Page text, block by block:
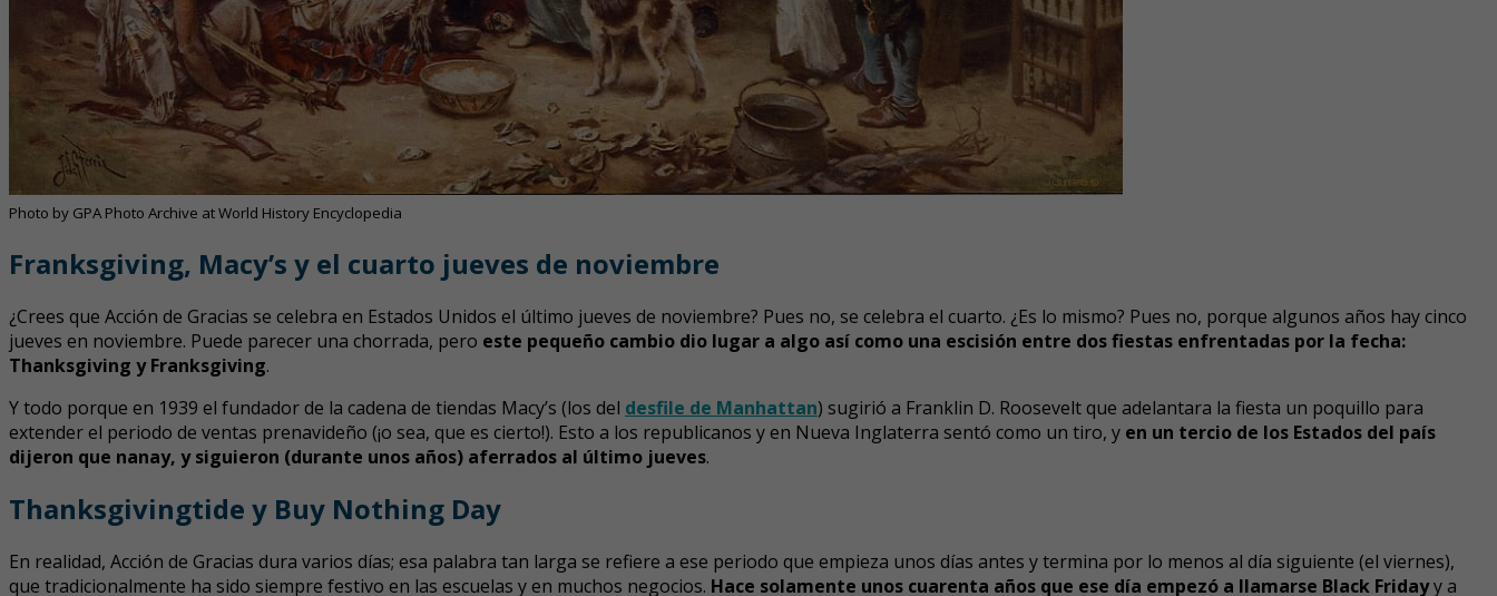
Photo by GPA Photo Archive at World History Encyclopedia
Franksgiving, Macy’s y el cuarto jueves de noviembre
¿Crees que Acción de Gracias se celebra en Estados Unidos el último jueves de noviembre? Pues no, se celebra el cuarto. ¿Es lo mismo? Pues no, porque algunos años hay cinco
jueves en noviembre. Puede parecer una chorrada, pero este pequeño cambio dio lugar a algo así como una escisión entre dos fiestas enfrentadas por la fecha:
Thanksgiving y Franksgiving.
Y todo porque en 1939 el fundador de la cadena de tiendas Macy’s (los del desfile de Manhattan) sugirió a Franklin D. Roosevelt que adelantara la fiesta un poquillo para
extender el periodo de ventas prenavideño (¡o sea, que es cierto!). Esto a los republicanos y en Nueva Inglaterra sentó como un tiro, y en un tercio de los Estados del país
dijeron que nanay, y siguieron (durante unos años) aferrados al último jueves.
Thanksgivingtide y Buy Nothing Day
En realidad, Acción de Gracias dura varios días; esa palabra tan larga se refiere a ese periodo que empieza unos días antes y termina por lo menos al día siguiente (el viernes),
que tradicionalmente ha sido siempre festivo en las escuelas y en muchos negocios. Hace solamente unos cuarenta años que ese día empezó a llamarse Black Fridayy a